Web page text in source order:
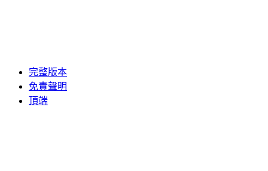
完整版本
免責聲明
頂端